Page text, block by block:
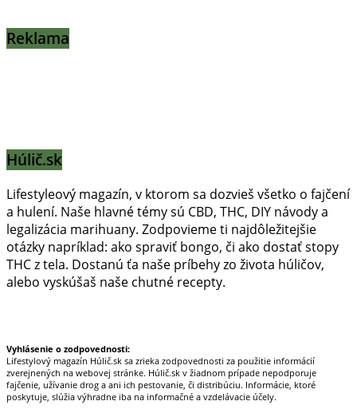
Reklama
Húlič.sk
Lifestyleový magazín, v ktorom sa dozvieš všetko o fajčení
a hulení. Naše hlavné témy sú CBD, THC, DIY návody a
legalizácia marihuany. Zodpovieme ti najdôležitejšie
otázky napríklad: ako spraviť bongo, či ako dostať stopy
THC z tela. Dostanú ťa naše príbehy zo života húličov,
alebo vyskúšaš naše chutné recepty.
Vyhlásenie o zodpovednosti:
Lifestylový magazín Húlič.sk sa zrieka zodpovednosti za použitie informácií
zverejnených na webovej stránke. Húlič.sk v žiadnom prípade nepodporuje
fajčenie, užívanie drog a ani ich pestovanie, či distribúciu. Informácie, ktoré
poskytuje, slúžia výhradne iba na informačné a vzdelávacie účely.